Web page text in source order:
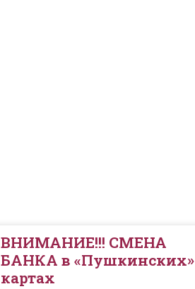
ВНИМАНИЕ!!! СМЕНА
БАНКА в «Пушкинских»
картах